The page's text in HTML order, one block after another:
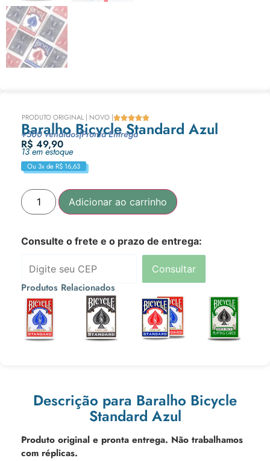
PRODUTO ORIGINAL | NOVO |
Baralho Bicycle Standard Azul
+500 vendidos|Pronta Entrega
R$ 49,90
13 em estoque
Ou 3x de R$ 16,63
Adicionar ao carrinho
Consulte o frete e o prazo de entrega:
Consultar
Produtos Relacionados
Descrição para Baralho Bicycle
Standard Azul
Produto original e pronta entrega. Não trabalhamos
com réplicas.